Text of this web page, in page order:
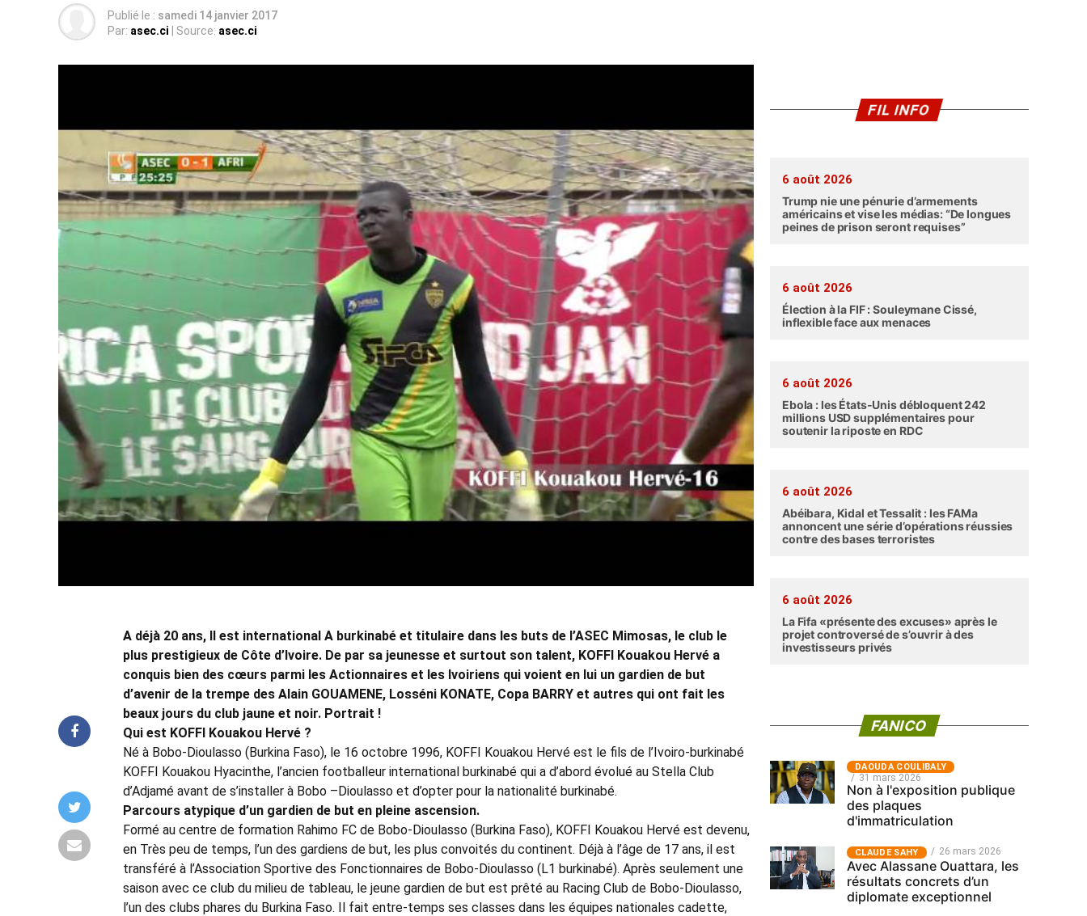
Publié le : samedi 14 janvier 2017
Par: asec.ci | Source: asec.ci
A déjà 20 ans, Il est international A burkinabé et titulaire dans les buts de l’ASEC Mimosas, le club le
plus prestigieux de Côte d’Ivoire. De par sa jeunesse et surtout son talent, KOFFI Kouakou Hervé a
conquis bien des cœurs parmi les Actionnaires et les Ivoiriens qui voient en lui un gardien de but
d’avenir de la trempe des Alain GOUAMENE, Losséni KONATE, Copa BARRY et autres qui ont fait les
beaux jours du club jaune et noir. Portrait !
Qui est KOFFI Kouakou Hervé ?
Né à Bobo-Dioulasso (Burkina Faso), le 16 octobre 1996, KOFFI Kouakou Hervé est le fils de l’Ivoiro-burkinabé
KOFFI Kouakou Hyacinthe, l’ancien footballeur international burkinabé qui a d’abord évolué au Stella Club
d’Adjamé avant de s’installer à Bobo –Dioulasso et d’opter pour la nationalité burkinabé.
Parcours atypique d’un gardien de but en pleine ascension.
Formé au centre de formation Rahimo FC de Bobo-Dioulasso (Burkina Faso), KOFFI Kouakou Hervé est devenu,
en Très peu de temps, l’un des gardiens de but, les plus convoités du continent. Déjà à l’âge de 17 ans, il est
transféré à l’Association Sportive des Fonctionnaires de Bobo-Dioulasso (L1 burkinabé). Après seulement une
saison avec ce club du milieu de tableau, le jeune gardien de but est prêté au Racing Club de Bobo-Dioulasso,
l’un des clubs phares du Burkina Faso. Il fait entre-temps ses classes dans les équipes nationales cadette,
FIL INFO
6 août 2026
Trump nie une pénurie d’armements
américains et vise les médias: “De longues
peines de prison seront requises”
6 août 2026
Élection à la FIF : Souleymane Cissé,
inflexible face aux menaces
6 août 2026
Ebola : les États-Unis débloquent 242
millions USD supplémentaires pour
soutenir la riposte en RDC
6 août 2026
Abéibara, Kidal et Tessalit : les FAMa
annoncent une série d’opérations réussies
contre des bases terroristes
6 août 2026
La Fifa «présente des excuses» après le
projet controversé de s’ouvrir à des
investisseurs privés
FANICO
‎DAOUDA COULIBALY
31 mars 2026
Non à l'exposition publique
des plaques
d'immatriculation
CLAUDE SAHY 26 mars 2026
Avec Alassane Ouattara, les
résultats concrets d’un
diplomate exceptionnel